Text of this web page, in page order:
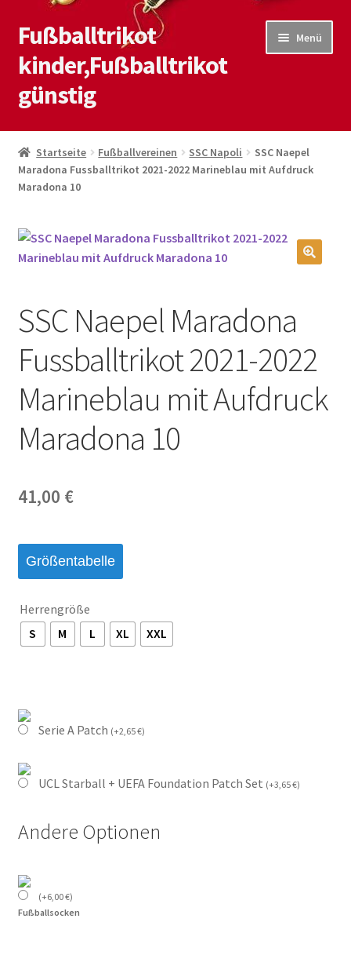
Zur
Navigation
springen
Zum
Inhalt
springen
Fußballtrikot
kinder,Fußballtrikot
günstig
Menü
Start
Blog
Kontaktiere uns
Shop
Startseite Fußballvereinen SSC Napoli
SSC Naepel
Maradona Fussballtrikot 2021-2022 Marineblau mit Aufdruck
Maradona 10
SSC Naepel Maradona
Fussballtrikot 2021-2022
Marineblau mit Aufdruck
Maradona 10
41,00 €
Größentabelle
Herrengröße
S
M L XL XXL
Serie A Patch (+2,65€)
UCL Starball + UEFA Foundation Patch Set (+3,65€)
Andere Optionen
(+6,00€)
Fußballsocken